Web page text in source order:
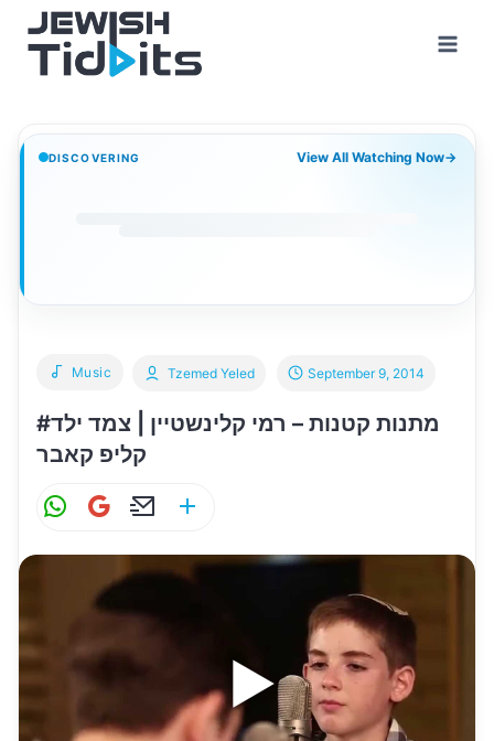
content
DISCOVERING View All Watching Now→
Music
מתנות קטנות – רמי קלינשטיין | צמד ילד#
קליפ קאבר
Tzemed Yeled September 9, 2014
W
at
s
A
p
p
G
ai
l
E
ai ar